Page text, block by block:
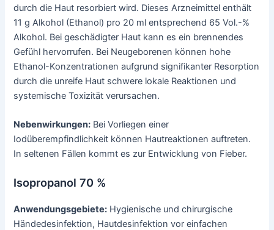
durch die Haut resorbiert wird. Dieses Arzneimittel enthält
11 g Alkohol (Ethanol) pro 20 ml entsprechend 65 Vol.-%
Alkohol. Bei geschädigter Haut kann es ein brennendes
Gefühl hervorrufen. Bei Neugeborenen können hohe
Ethanol-Konzentrationen aufgrund signifikanter Resorption
durch die unreife Haut schwere lokale Reaktionen und
systemische Toxizität verursachen.
Nebenwirkungen: Bei Vorliegen einer
Iodüberempfindlichkeit können Hautreaktionen auftreten.
In seltenen Fällen kommt es zur Entwicklung von Fieber.
Isopropanol 70 %
Anwendungsgebiete: Hygienische und chirurgische
Händedesinfektion, Hautdesinfektion vor einfachen